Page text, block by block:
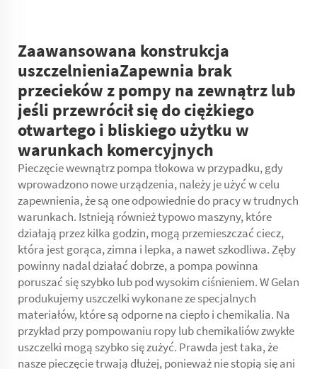
Zaawansowana konstrukcja
uszczelnieniaZapewnia brak
przecieków z pompy na zewnątrz lub
jeśli przewrócił się do ciężkiego
otwartego i bliskiego użytku w
warunkach komercyjnych
Pieczęcie wewnątrzpompa tłokowaw przypadku, gdy
wprowadzono nowe urządzenia, należy je użyć w celu
zapewnienia, że są one odpowiednie do pracy w trudnych
warunkach. Istnieją również typowo maszyny, które
działają przez kilka godzin, mogą przemieszczać ciecz,
która jest gorąca, zimna i lepka, a nawet szkodliwa. Zęby
powinny nadal działać dobrze, a pompa powinna
poruszać się szybko lub pod wysokim ciśnieniem. W Gelan
produkujemy uszczelki wykonane ze specjalnych
materiałów, które są odporne na ciepło i chemikalia. Na
przykład przy pompowaniu ropy lub chemikaliów zwykłe
uszczelki mogą szybko się zużyć. Prawda jest taka, że
nasze pieczęcie trwają dłużej, ponieważ nie stopią się ani